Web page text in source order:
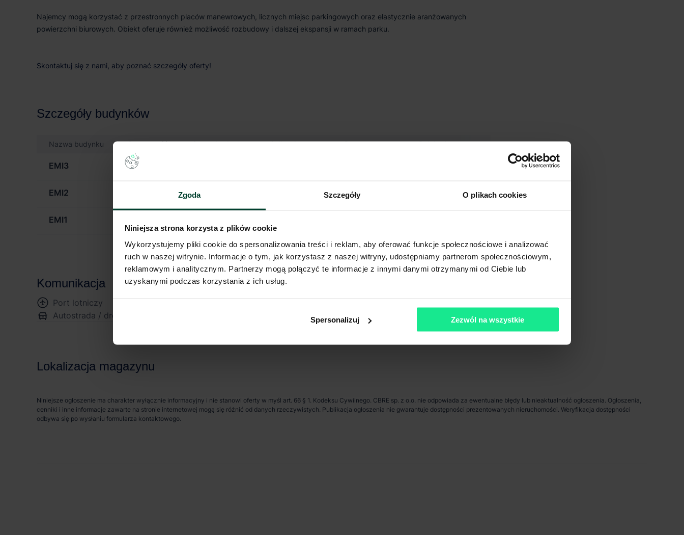
Zgoda Szczegóły O plikach cookies
Niniejsza strona korzysta z plików cookie
Wykorzystujemy pliki cookie do spersonalizowania treści i reklam, aby oferować funkcje społecznościowe i analizować
ruch w naszej witrynie. Informacje o tym, jak korzystasz z naszej witryny, udostępniamy partnerom społecznościowym,
reklamowym i analitycznym. Partnerzy mogą połączyć te informacje z innymi danymi otrzymanymi od Ciebie lub
uzyskanymi podczas korzystania z ich usług.
Spersonalizuj Zezwól na wszystkie
Najemcy mogą korzystać z przestronnych placów manewrowych, licznych miejsc parkingowych oraz elastycznie aranżowanych
powierzchni biurowych. Obiekt oferuje również możliwość rozbudowy i dalszej ekspansji w ramach parku.
Skontaktuj się z nami, aby poznać szczegóły oferty!
Szczegóły budynków
Nazwa budynku Dostępność Status budynku Całkowita pow. Dostępna pow. Rok budowy Min. moduł. Certyfikat
EMI3 Od zaraz 3 500 m² -
EMI2 Planowany 43 041 m² 3 500 m²
EMI1
Komunikacja
Port lotniczy
Autostrada / droga ekspresowa
Transport publiczny < 1 km
Lokalizacja magazynu
Niniejsze ogłoszenie ma charakter wyłącznie informacyjny i nie stanowi oferty w myśl art. 66 § 1. Kodeksu Cywilnego. CBRE sp. z o.o. nie odpowiada za ewentualne błędy lub nieaktualność ogłoszenia. Ogłoszenia,
cenniki i inne informacje zawarte na stronie internetowej mogą się różnić od danych rzeczywistych. Publikacja ogłoszenia nie gwarantuje dostępności prezentowanych nieruchomości. Weryfikacja dostępności
odbywa się po wysłaniu formularza kontaktowego.